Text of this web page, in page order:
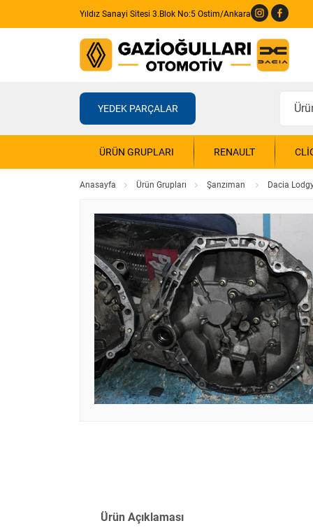
Yıldız Sanayi Sitesi 3.Blok No:5 Ostim/Ankara
YEDEK PARÇALAR
ÜRÜN GRUPLARI RENAULT
Anasayfa Ürün Grupları Şanzıman Dacia
Ürün Açıklaması